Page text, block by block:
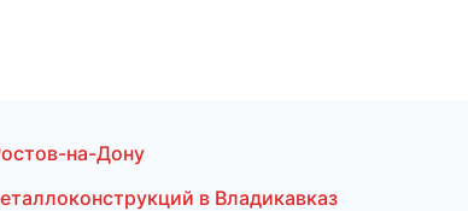
на-Дону
в Владикавказ